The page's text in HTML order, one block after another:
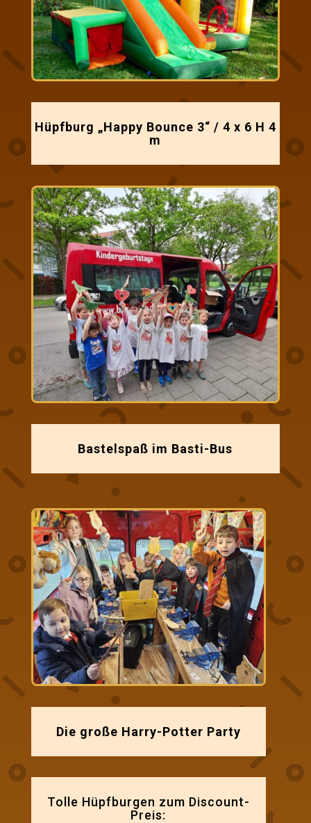
Hüpfburg „Happy Bounce 3“ / 4 x 6 H 4
m
Bastelspaß im Basti-Bus
Die große Harry-Potter Party
Tolle Hüpfburgen zum Discount-
Preis: